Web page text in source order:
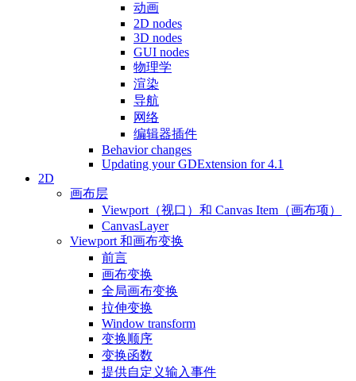
动画
2D nodes
3D nodes
GUI nodes
物理学
渲染
导航
网络
编辑器插件
Behavior changes
Updating your GDExtension for 4.1
2D
画布层
Viewport（视口）和 Canvas Item（画布项）
CanvasLayer
Viewport 和画布变换
前言
画布变换
全局画布变换
拉伸变换
Window transform
变换顺序
变换函数
提供自定义输入事件